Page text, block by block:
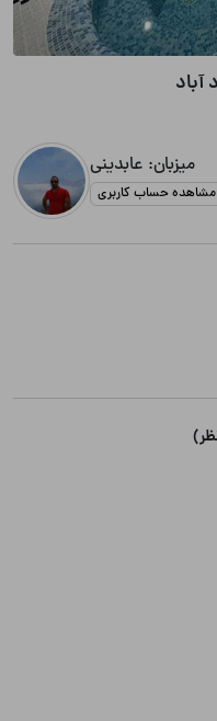
میزبان: عابدینی
مشاهده حساب کاربری